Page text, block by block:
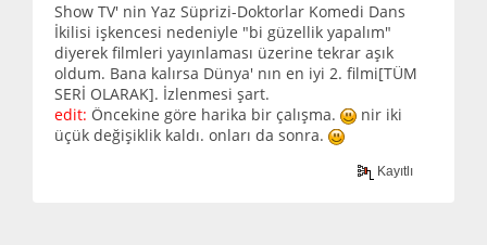
Show TV' nin Yaz Süprizi-Doktorlar Komedi Dans
İkilisi işkencesi nedeniyle "bi güzellik yapalım"
diyerek filmleri yayınlaması üzerine tekrar aşık
oldum. Bana kalırsa Dünya' nın en iyi 2. filmi[TÜM
SERİ OLARAK]. İzlenmesi şart.
edit: Öncekine göre harika bir çalışma.
nir iki
üçük değişiklik kaldı. onları da sonra.
Kayıtlı